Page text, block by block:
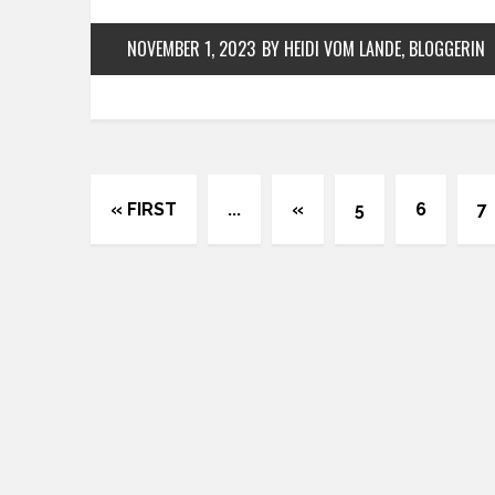
NOVEMBER 1, 2023 BY HEIDI VOM LANDE, BLOGGERIN
« FIRST ... « 5 6 7